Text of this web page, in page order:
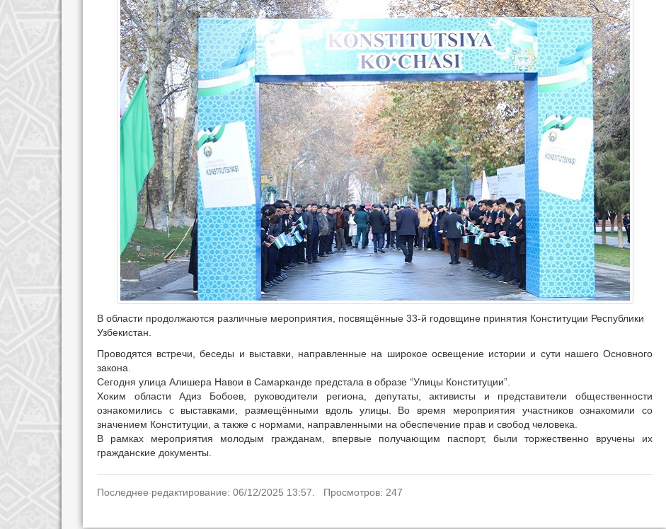
В области продолжаются различные мероприятия, посвящённые 33-й годовщине принятия Конституции Республики
Узбекистан.
Проводятся встречи, беседы и выставки, направленные на широкое освещение истории и сути нашего Основного
закона.
Сегодня улица Алишера Навои в Самарканде предстала в образе “Улицы Конституции”.
Хоким области Адиз Бобоев, руководители региона, депутаты, активисты и представители общественности
ознакомились с выставками, размещёнными вдоль улицы. Во время мероприятия участников ознакомили со
значением Конституции, а также с нормами, направленными на обеспечение прав и свобод человека.
В рамках мероприятия молодым гражданам, впервые получающим паспорт, были торжественно вручены их
гражданские документы.
Последнее редактирование: 06/12/2025 13:57. Просмотров: 247